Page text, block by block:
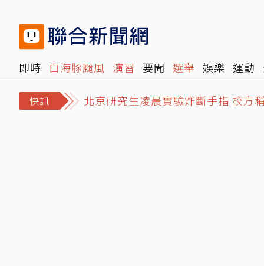
即時 白海豚颱風 演習 要聞 選舉 娛樂 運動
快訊
北京研究生凌晨實驗炸斷手指 校方
MLB／史庫柏告白「想回底特律」